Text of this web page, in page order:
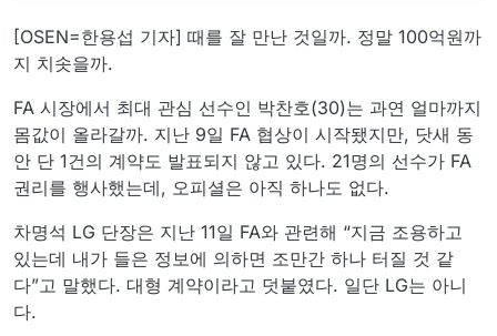
[OSEN=한용섭 기자] 때를 잘 만난 것일까. 정말 100억원까
지 치솟을까.
FA 시장에서 최대 관심 선수인 박찬호(30)는 과연 얼마까지
몸값이 올라갈까. 지난 9일 FA 협상이 시작됐지만, 닷새 동
안 단 1건의 계약도 발표되지 않고 있다. 21명의 선수가 FA
권리를 행사했는데, 오피셜은 아직 하나도 없다.
차명석 LG 단장은 지난 11일 FA와 관련해 “지금 조용하고
있는데 내가 들은 정보에 의하면 조만간 하나 터질 것 같
다”고 말했다. 대형 계약이라고 덧붙였다. 일단 LG는 아니
다.